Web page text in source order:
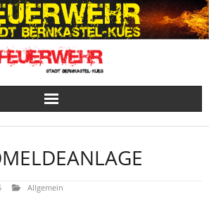
Allgemein